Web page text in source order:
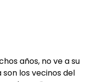
años, no ve a su
los vecinos del